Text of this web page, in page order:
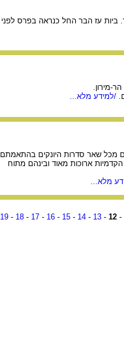
ביות עז הבר החל כנראה בפרס לפני
מירון.
/למידע מלא...
מכל שאר סדרות היונקים בהתאמתם
ארוכות מאוד ובינהם מתוח
מלא...
-
12
-
13
-
14
-
15
-
16
-
17
-
18
-
19